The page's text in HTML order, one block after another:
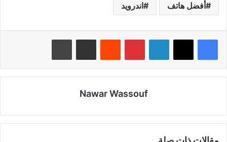
أفضل هاتف اندرويد
لينكدإن بينتيريست
Nawar Wassouf